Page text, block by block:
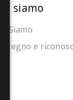
Chi siamo
Siamo
e